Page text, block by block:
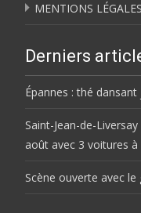
MENTIONS LÉGALES
Derniers
Épannes : thé
Saint-Jean-de-
août avec 3 voitures à
Scène ouverte avec le